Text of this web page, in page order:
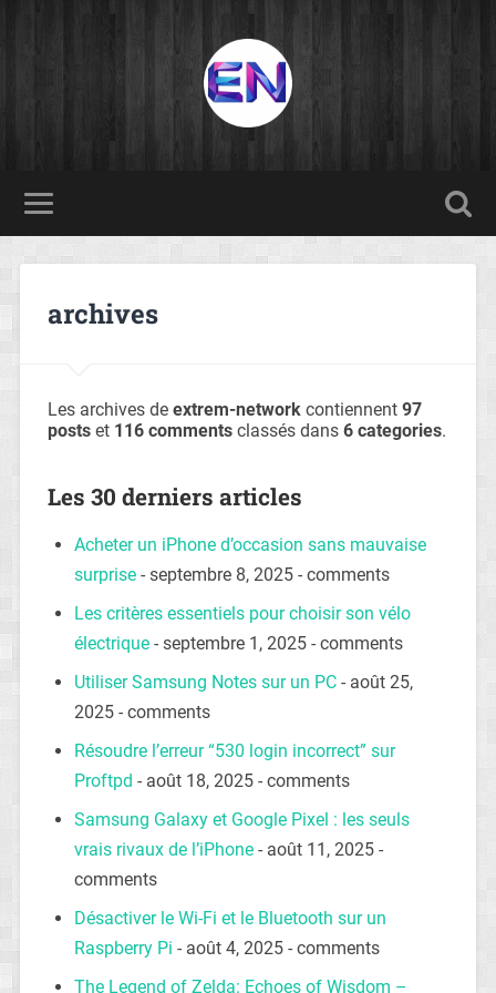
archives
Les archives de extrem-network contiennent 97
postset 116 commentsclassés dans 6 categories.
Les 30 derniers articles
Acheter un iPhone d’occasion sans mauvaise
surprise- septembre 8, 2025 - comments
Les critères essentiels pour choisir son vélo
électrique- septembre 1, 2025 - comments
Utiliser Samsung Notes sur un PC- août 25,
2025 - comments
Résoudre l’erreur “530 login incorrect” sur
Proftpd - août 18, 2025 - comments
Samsung Galaxy et Google Pixel : les seuls
vrais rivaux de l’iPhone- août 11, 2025 -
comments
Désactiver le Wi-Fi et le Bluetooth sur un
Raspberry Pi - août 4, 2025 - comments
The Legend of Zelda: Echoes of Wisdom –